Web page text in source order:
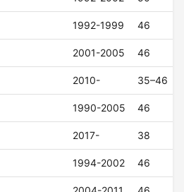
1992-1999 46
2001-2005 46
2010- 35–46
1990-2005 46
2017- 38
1994-2002 46